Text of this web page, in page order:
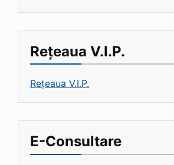
Rețeaua V.I.P.
Rețeaua V.I.P.
E-Consultare